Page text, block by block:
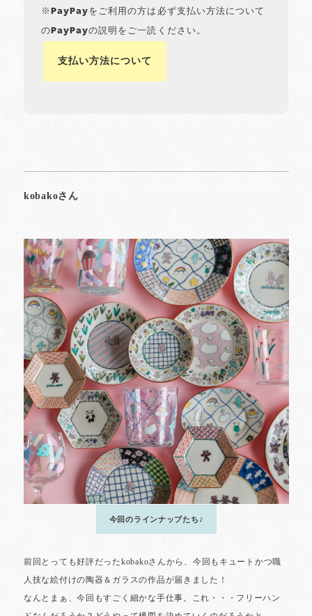
※PayPayをご利用の方は必ず支払い方法について
のPayPayの説明をご一読ください。
支払い方法について